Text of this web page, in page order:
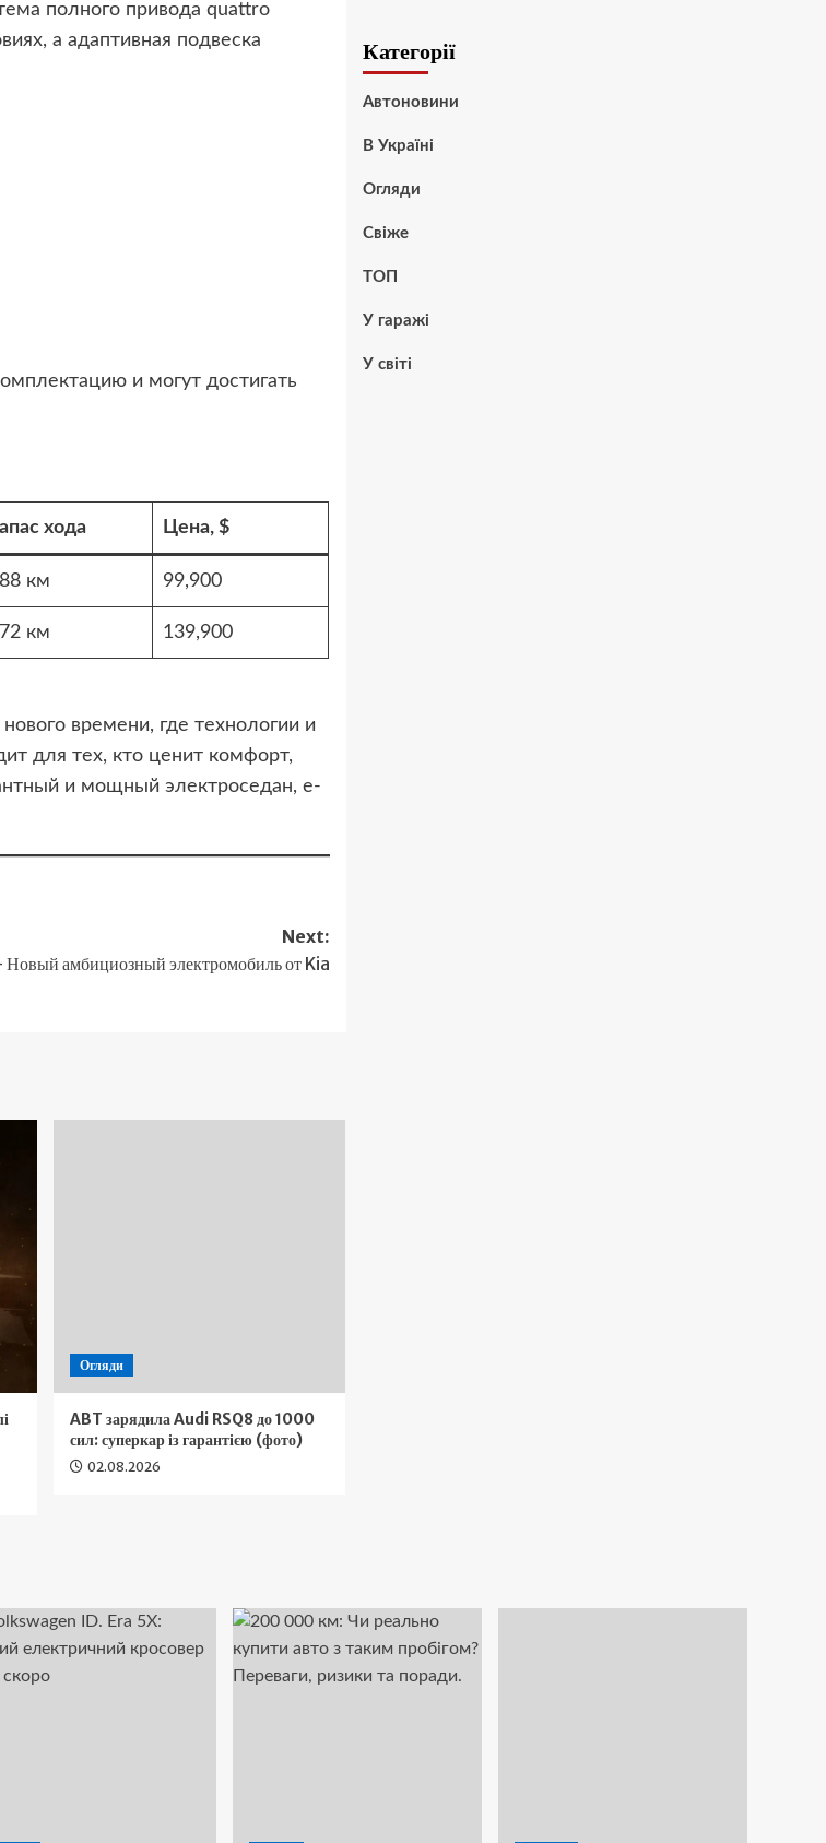
полного привода quattro
а адаптивная подвеска
и могут достигать
хода Цена, $
км 99,900
км 139,900
времени, где технологии и
для тех, кто ценит комфорт,
и мощный электроседан, e-
Next:
амбициозный электромобиль от Kia
Огляди
ABT зарядила Audi RSQ8 до 1000
сил: суперкар із гарантією (фото)
02.08.2026
Категорії
Автоновини
В Україні
Огляди
Свіже
ТОП
У гаражі
У світі